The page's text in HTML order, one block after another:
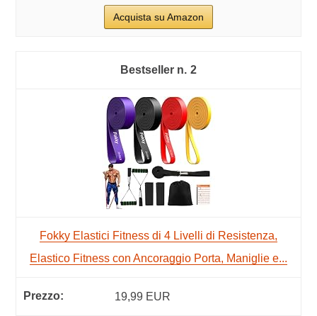
Acquista su Amazon
2
Fokky Elastici Fitness di 4 Livelli di Resistenza,
Elastico Fitness con Ancoraggio Porta, Maniglie e...
19,99 EUR